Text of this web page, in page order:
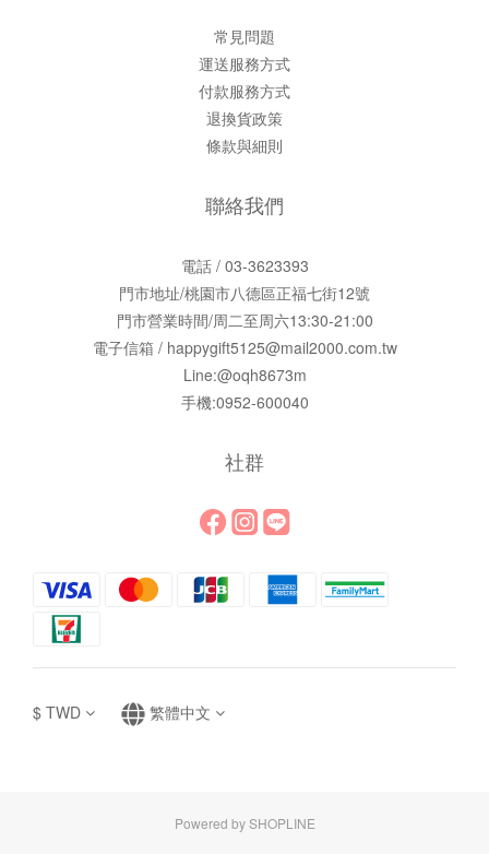
常見問題
運送服務方式
付款服務方式
退換貨政策
條款與細則
聯絡我們
電話 / 03-3623393
門市地址/桃園市八德區正福七街12號
門市營業時間/周二至周六13:30-21:00
電子信箱 / happygift5125@mail2000.com.tw
Line:@oqh8673m
手機:0952-600040
社群
$ TWD 繁體中文
Powered by SHOPLINE